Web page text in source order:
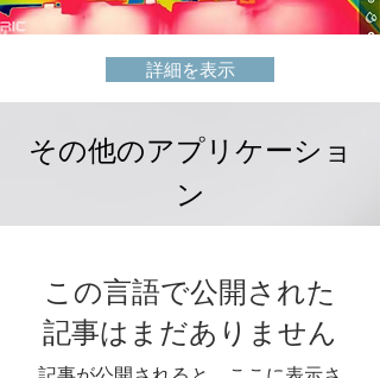
詳細を表示
その他のアプリケーショ
ン
この言語で公開された
記事はまだありません